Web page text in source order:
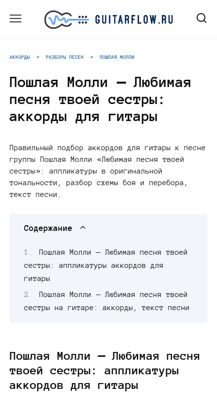
АККОРДЫ » РАЗБОРЫ ПЕСЕН » ПОШЛАЯ МОЛЛИ
Пошлая Молли — Любимая
песня твоей сестры:
аккорды для гитары
Правильный подбор аккордов для гитары к песне
группы Пошлая Молли «Любимая песня твоей
сестры»: аппликатуры в оригинальной
тональности, разбор схемы боя и перебора,
текст песни.
Содержание
Пошлая Молли — Любимая песня твоей
сестры: аппликатуры аккордов для
гитары
Пошлая Молли — Любимая песня твоей
сестры на гитаре: аккорды, текст песни
Пошлая Молли — Любимая песня
твоей сестры: аппликатуры
аккордов для гитары